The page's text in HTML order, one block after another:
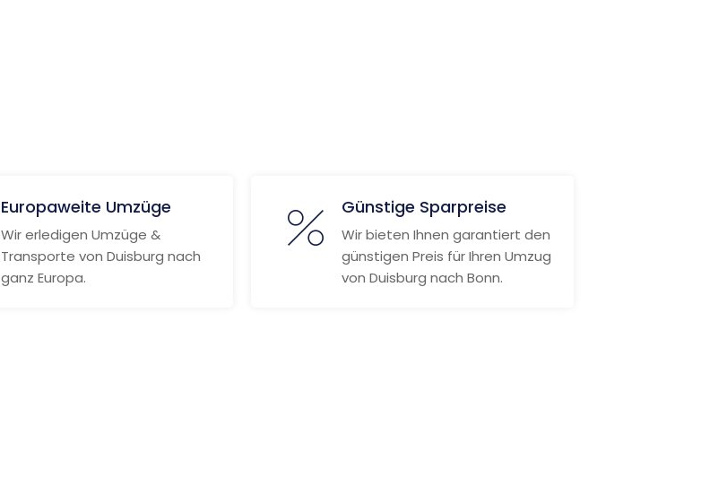
Europaweite Umzüge
Wir erledigen Umzüge &
Transporte von Duisburg nach
ganz Europa.
Günstige Sparpreise
Wir bieten Ihnen garantiert den
günstigen Preis für Ihren Umzug
von Duisburg nach Bonn.